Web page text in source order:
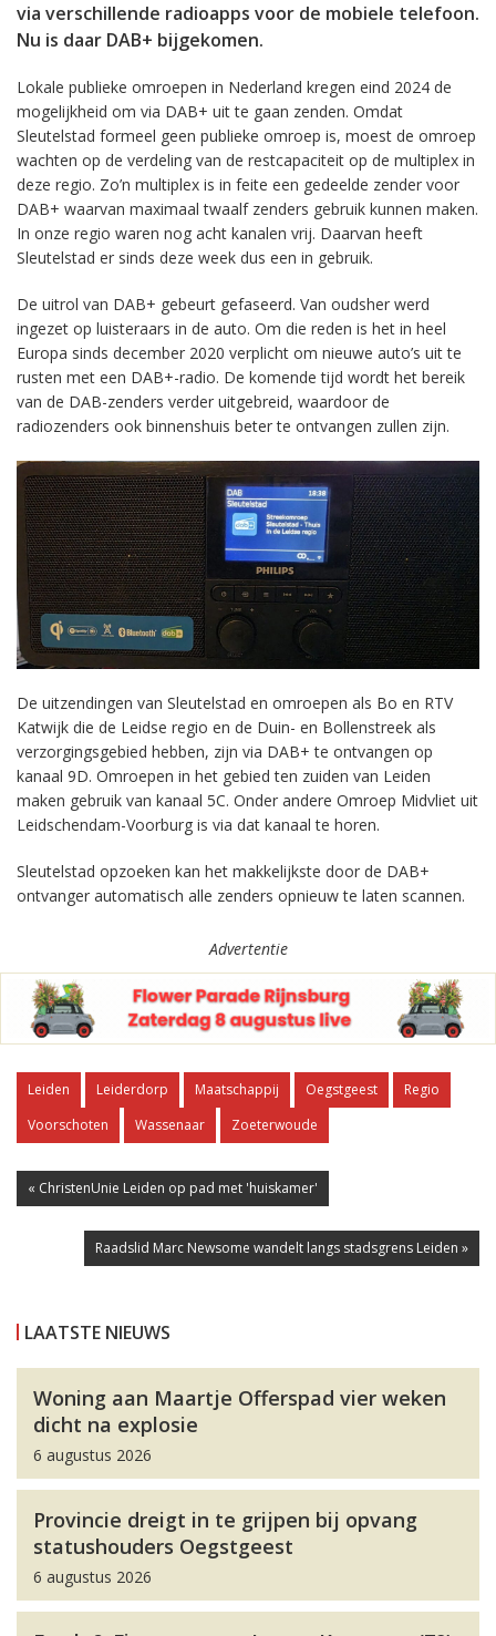
via verschillende radioapps voor de mobiele telefoon.
Nu is daar DAB+ bijgekomen.
Lokale publieke omroepen in Nederland kregen eind 2024 de
mogelijkheid om via DAB+ uit te gaan zenden. Omdat
Sleutelstad formeel geen publieke omroep is, moest de omroep
wachten op de verdeling van de restcapaciteit op de multiplex in
deze regio. Zo’n multiplex is in feite een gedeelde zender voor
DAB+ waarvan maximaal twaalf zenders gebruik kunnen maken.
In onze regio waren nog acht kanalen vrij. Daarvan heeft
Sleutelstad er sinds deze week dus een in gebruik.
De uitrol van DAB+ gebeurt gefaseerd. Van oudsher werd
ingezet op luisteraars in de auto. Om die reden is het in heel
Europa sinds december 2020 verplicht om nieuwe auto’s uit te
rusten met een DAB+-radio. De komende tijd wordt het bereik
van de DAB-zenders verder uitgebreid, waardoor de
radiozenders ook binnenshuis beter te ontvangen zullen zijn.
De uitzendingen van Sleutelstad en omroepen als Bo en RTV
Katwijk die de Leidse regio en de Duin- en Bollenstreek als
verzorgingsgebied hebben, zijn via DAB+ te ontvangen op
kanaal 9D. Omroepen in het gebied ten zuiden van Leiden
maken gebruik van kanaal 5C. Onder andere Omroep Midvliet uit
Leidschendam-Voorburg is via dat kanaal te horen.
Sleutelstad opzoeken kan het makkelijkste door de DAB+
ontvanger automatisch alle zenders opnieuw te laten scannen.
Advertentie
Leiden Leiderdorp Maatschappij Oegstgeest
Regio
Voorschoten
Wassenaar Zoeterwoude
« ChristenUnie Leiden op pad met 'huiskamer'
Raadslid Marc Newsome wandelt langs stadsgrens Leiden »
LAATSTE NIEUWS
Woning aan Maartje Offerspad vier weken
dicht na explosie
6 augustus 2026
Provincie dreigt in te grijpen bij opvang
statushouders Oegstgeest
6 augustus 2026